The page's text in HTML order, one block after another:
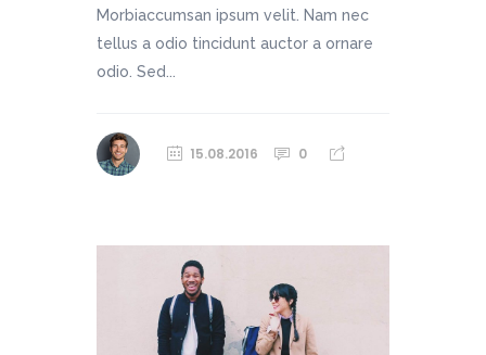
Morbiaccumsan ipsum velit. Nam nec
tellus a odio tincidunt auctor a ornare
odio. Sed...
15.08.2016 0